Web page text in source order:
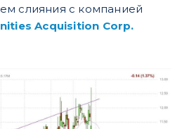
слияния с компанией
Acquisition Corp.